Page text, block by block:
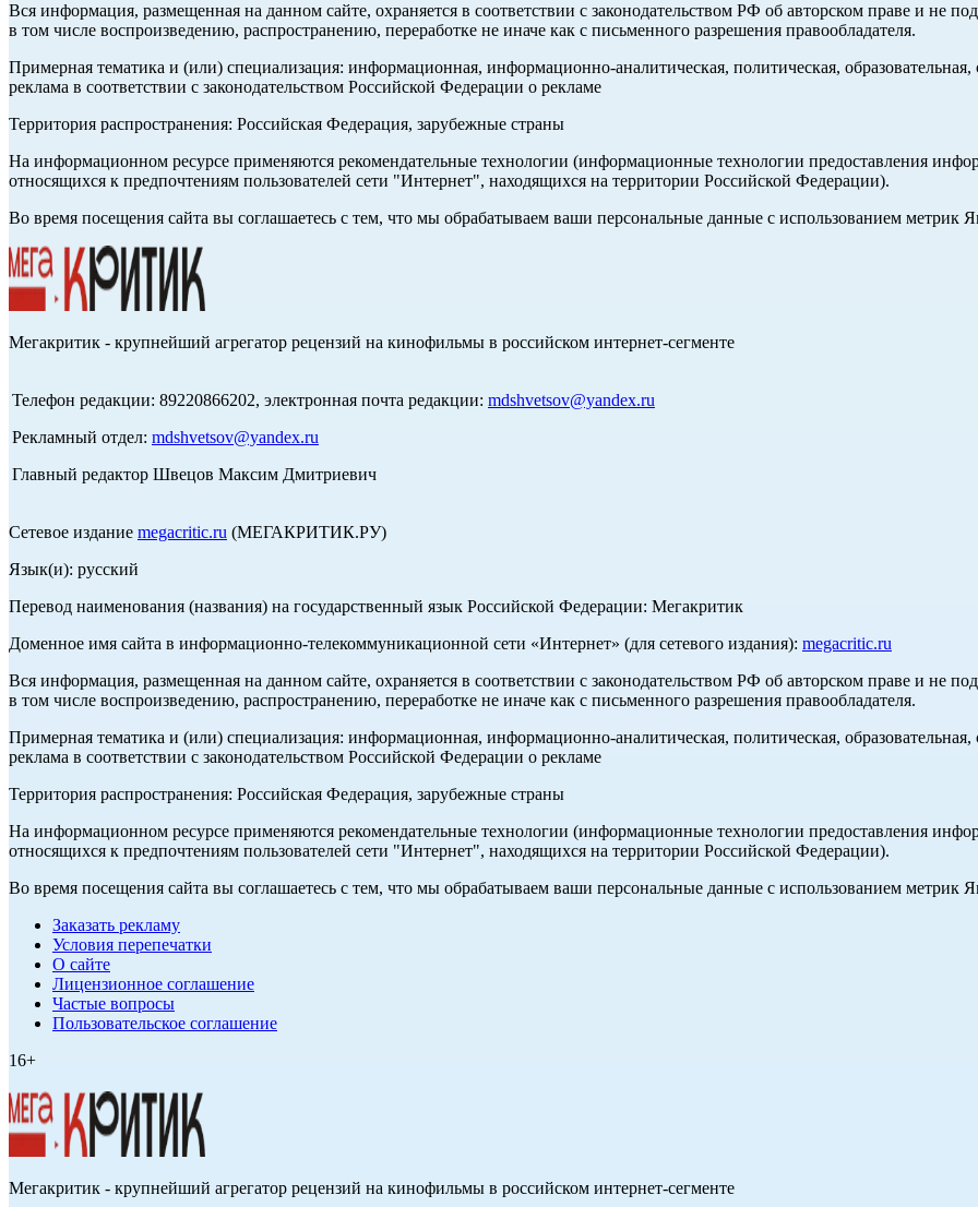
Вся информация, размещенная на данном сайте, охраняется в соответствии с законодательством РФ об авторском праве и не
в том числе воспроизведению, распространению, переработке не иначе как с письменного разрешения правообладателя.
Примерная тематика и (или) специализация: информационная, информационно-аналитическая, политическая, образовательная,
реклама в соответствии с законодательством Российской Федерации о рекламе
Территория распространения: Российская Федерация, зарубежные страны
На информационном ресурсе применяются рекомендательные технологии (информационные технологии предоставления
относящихся к предпочтениям пользователей сети "Интернет", находящихся на территории Российской Федерации).
Во время посещения сайта вы соглашаетесь с тем, что мы обрабатываем ваши персональные данные с использованием метрик
Мегакритик - крупнейший агрегатор рецензий на кинофильмы в российском интернет-сегменте
Телефон редакции: 89220866202, электронная почта редакции: mdshvetsov@yandex.ru
Рекламный отдел: mdshvetsov@yandex.ru
Главный редактор Швецов Максим Дмитриевич
Сетевое издание megacritic.ru (МЕГАКРИТИК.РУ)
Язык(и): русский
Перевод наименования (названия) на государственный язык Российской Федерации: Мегакритик
Доменное имя сайта в информационно-телекоммуникационной сети «Интернет» (для сетевого издания): megacritic.ru
Вся информация, размещенная на данном сайте, охраняется в соответствии с законодательством РФ об авторском праве и не
в том числе воспроизведению, распространению, переработке не иначе как с письменного разрешения правообладателя.
Примерная тематика и (или) специализация: информационная, информационно-аналитическая, политическая, образовательная,
реклама в соответствии с законодательством Российской Федерации о рекламе
Территория распространения: Российская Федерация, зарубежные страны
На информационном ресурсе применяются рекомендательные технологии (информационные технологии предоставления
относящихся к предпочтениям пользователей сети "Интернет", находящихся на территории Российской Федерации).
Во время посещения сайта вы соглашаетесь с тем, что мы обрабатываем ваши персональные данные с использованием метрик
Заказать рекламу
Условия перепечатки
О сайте
Лицензионное соглашение
Частые вопросы
Пользовательское соглашение
16+
Мегакритик - крупнейший агрегатор рецензий на кинофильмы в российском интернет-сегменте